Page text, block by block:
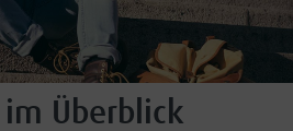
im Überblick